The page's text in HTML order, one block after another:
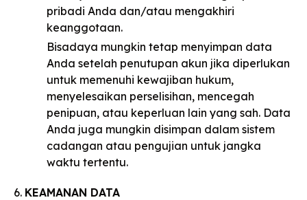
pribadi Anda dan/atau mengakhiri
keanggotaan.
Bisadaya mungkin tetap menyimpan data
Anda setelah penutupan akun jika diperlukan
untuk memenuhi kewajiban hukum,
menyelesaikan perselisihan, mencegah
penipuan, atau keperluan lain yang sah. Data
Anda juga mungkin disimpan dalam sistem
cadangan atau pengujian untuk jangka
waktu tertentu.
KEAMANAN DATA